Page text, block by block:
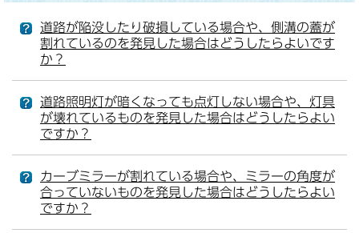
道路が陥没したり破損している場合や、側溝の蓋が
割れているのを発見した場合はどうしたらよいです
か？
道路照明灯が暗くなっても点灯しない場合や、灯具
が壊れているものを発見した場合はどうしたらよい
ですか？
カーブミラーが割れている場合や、ミラーの角度が
合っていないものを発見した場合はどうしたらよい
ですか？